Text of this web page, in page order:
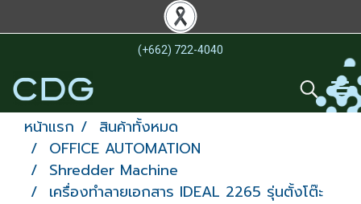
(+662) 722-4040
หน้าแรก
สินค้าทั้งหมด
OFFICE AUTOMATION
Shredder Machine
เครื่องทำลายเอกสาร IDEAL 2265 รุ่นตั้งโต๊ะ